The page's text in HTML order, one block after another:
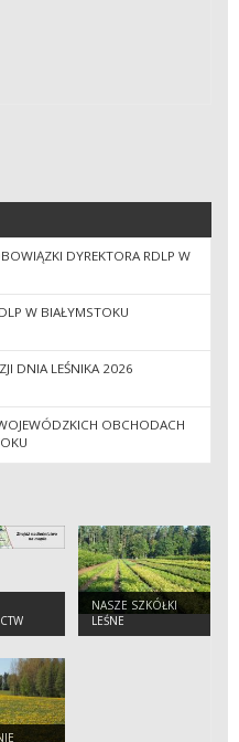
DYREKTORA RDLP W
W BIAŁYMSTOKU
DNIA LEŚNIKA 2026
OBCHODACH
NASZE SZKÓŁKI
LEŚNE